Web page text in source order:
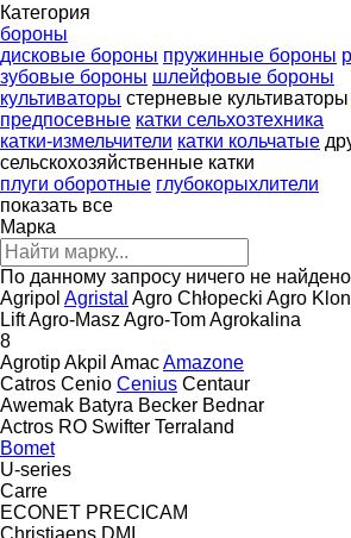
Категория
бороны
дисковые бороны пружинные бороны
зубовые бороны шлейфовые бороны
культиваторы стерневые культиваторы
предпосевные катки сельхозтехника
катки-измельчители катки кольчатые
сельскохозяйственные катки
плуги оборотные глубокорыхлители
показать все
Марка
По данному запросу ничего не найдено
Agripol Agristal Agro Chłopecki Agro Klon
LiftAgro-Masz Agro-TomAgrokalina
8
AgrotipAkpil AmacAmazone
Catros Cenio Cenius Centaur
Awemak Batyra Becker Bednar
Actros RO Swifter Terraland
Bomet
U-series
Carre
ECONET PRECICAM
Christiaens DMI